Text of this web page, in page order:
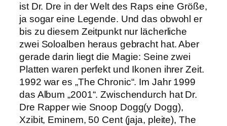
ist Dr. Dre in der Welt des Raps eine Größe,
ja sogar eine Legende. Und das obwohl er
bis zu diesem Zeitpunkt nur lächerliche
zwei Soloalben heraus gebracht hat. Aber
gerade darin liegt die Magie: Seine zwei
Platten waren perfekt und Ikonen ihrer Zeit.
1992 war es „The Chronic“. Im Jahr 1999
das Album „2001“. Zwischendurch hat Dr.
Dre Rapper wie Snoop Dogg(y Dogg),
Xzibit, Eminem, 50 Cent (jaja, pleite), The